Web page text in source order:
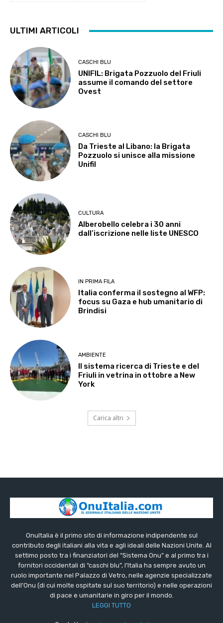
ULTIMI ARTICOLI
CASCHI BLU
UNIFIL: Brigata Pozzuolo del Friuli
assume il comando del settore
Ovest
CASCHI BLU
Da Trieste al Libano: la Brigata
Pozzuolo si unisce alla missione
Unifil
CULTURA
Alberobello celebra i 30 anni
dall’iscrizione nelle liste UNESCO
IN PRIMA FILA
Italia conferma il sostegno al WFP:
focus su Gaza e hub umanitario di
Brindisi
AMBIENTE
Il sistema ricerca di Trieste e del
Friuli in vetrina in ottobre a New
York
Carica altri
OnuItalia è il primo sito di informazione indipendente sul
contributo degli italiani alla vita e agli ideali delle Nazioni Unite. Al
settimo posto tra i finanziatori del “Sistema Onu” e al primo tra i
fornitori occidentali di “caschi blu”, l’Italia ha sempre avuto un
ruolo importante nel Palazzo di Vetro, nelle agenzie specializzate
dell’Onu (di cui molte ospitate sul suo territorio) e nelle operazioni
di pace e umanitarie in giro per il mondo.
LEGGI TUTTO